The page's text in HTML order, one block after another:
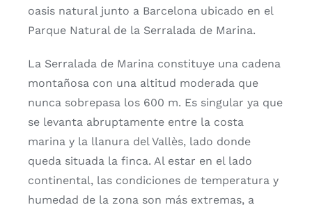
oasis natural junto a Barcelona ubicado en el
Parque Natural de la Serralada de Marina.
La Serralada de Marina constituye una cadena
montañosa con una altitud moderada que
nunca sobrepasa los 600 m. Es singular ya que
se levanta abruptamente entre la costa
marina y la llanura del Vallès, lado donde
queda situada la finca. Al estar en el lado
continental, las condiciones de temperatura y
humedad de la zona son más extremas, a